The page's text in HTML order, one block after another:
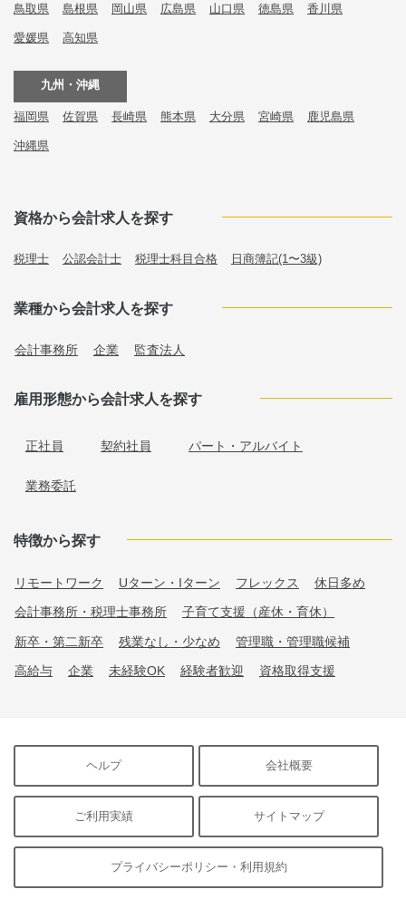
鳥取県 島根県 岡山県 広島県 山口県 徳島県 香川県
愛媛県 高知県
九州・沖縄
福岡県 佐賀県 長崎県 熊本県 大分県 宮崎県 鹿児島県
沖縄県
資格から会計求人を探す
税理士 公認会計士 税理士科目合格 日商簿記(1〜3級)
業種から会計求人を探す
会計事務所 企業 監査法人
雇用形態から会計求人を探す
正社員 契約社員 パート・アルバイト
業務委託
特徴から探す
リモートワーク Uターン・Iターン フレックス 休日多め
会計事務所・税理士事務所 子育て支援（産休・育休）
新卒・第二新卒 残業なし・少なめ 管理職・管理職候補
高給与 企業 未経験OK 経験者歓迎 資格取得支援
ヘルプ 会社概要
ご利用実績 サイトマップ
プライバシーポリシー・利用規約